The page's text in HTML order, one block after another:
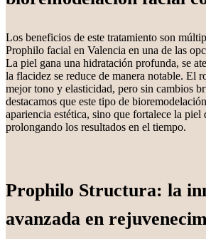
Los beneficios de este tratamiento son
Prophilo facial en Valencia en una de las
La piel gana una hidratación profunda, se
la flacidez se reduce de manera notable. El
mejor tono y elasticidad, pero sin cambios
destacamos que este tipo de
apariencia estética, sino que fortalece la piel
prolongando los resultados en el tiempo.
Prophilo Structura: la
avanzada en